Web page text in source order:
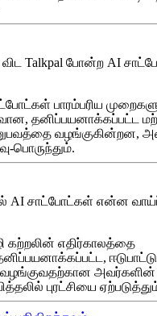
விட Talkpal போன்ற AI
பாரம்பரிய
தனிப்பயனாக்கப்பட்ட
வழங்குகின்றன,
பொருந்தும்.
AI சாட்போட்கள் என்ன
கற்றலின் எதிர்காலத்தை
அவர்களின்
புரட்சியை